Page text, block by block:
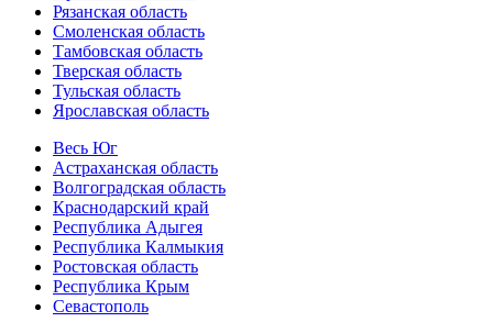
Рязанская область
Смоленская область
Тамбовская область
Тверская область
Тульская область
Ярославская область
Весь Юг
Астраханская область
Волгоградская область
Краснодарский край
Республика Адыгея
Республика Калмыкия
Ростовская область
Республика Крым
Севастополь